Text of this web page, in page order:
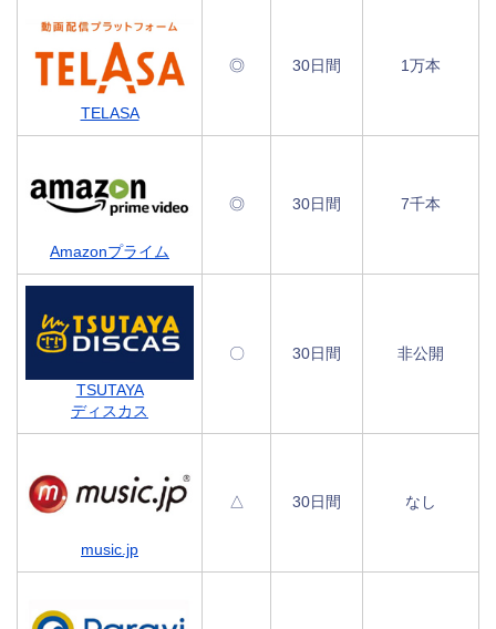
TELASA
◎ 30日間 1万本
Amazonプライム
◎ 30日間 7千本
TSUTAYA
ディスカス
〇 30日間 非公開
music.jp
△ 30日間 なし